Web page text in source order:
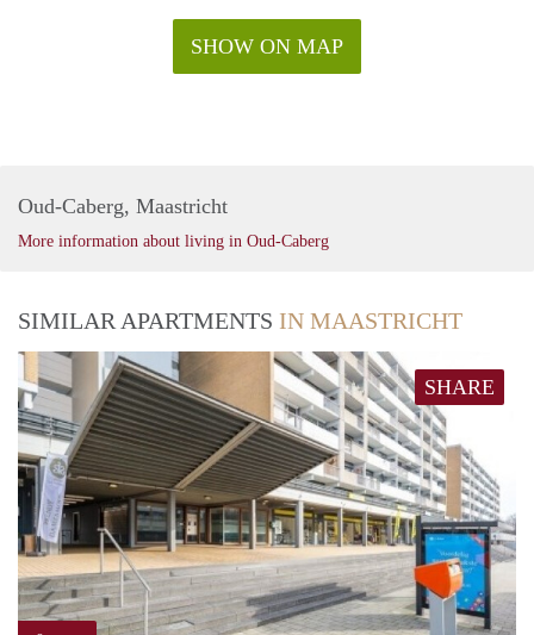
SHOW ON MAP
Oud-Caberg, Maastricht
More information about living in Oud-Caberg
SIMILAR APARTMENTS IN MAASTRICHT
SHARE